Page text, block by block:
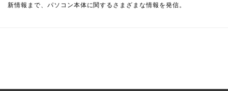
新情報まで、パソコン本体に関するさまざまな情報を発信。